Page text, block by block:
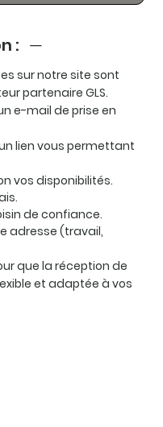
:
sur notre site sont
partenaireGLS.
e-mail de prise en
lien vous permettant
vos disponibilités.
de confiance.
adresse (travail,
que la réception de
et adaptée à vos